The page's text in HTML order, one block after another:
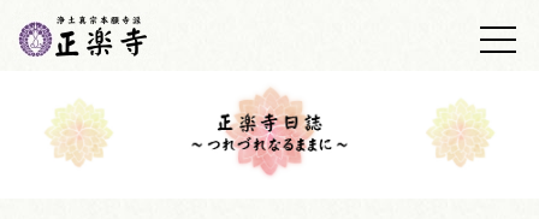
トップ
浄土真宗について